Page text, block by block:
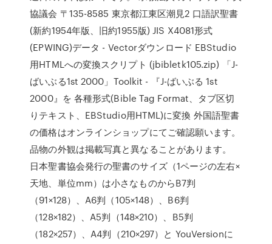
協議会 〒135-8585 東京都江東区潮見2 口語訳聖書
(新約1954年版、旧約1955版) JIS X4081形式
(EPWING)データ - Vectorダウンロード EBStudio
用HTMLへの変換スクリプト (jbibletk105.zip) 「J-
ばいぶる1st 2000」Toolkit - 『J-ばいぶる 1st
2000』を 各種形式(Bible Tag Format、タブ区切
りテキスト、EBStudio用HTML)に変換 外国語聖書
の価格はオンラインショップにてご確認願います。
品物の外観は掲載写真と異なることがあります。
日本聖書協会発行の聖書のサイズ（1ページの左右×
天地、単位mm）は小さなものからB7判
（91×128）、A6判（105×148）、B6判
（128×182）、A5判（148×210）、B5判
（182×257）、A4判（210×297）と YouVersionに